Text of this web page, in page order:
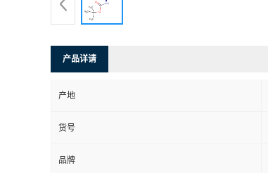
产品详请
产地
货号
品牌